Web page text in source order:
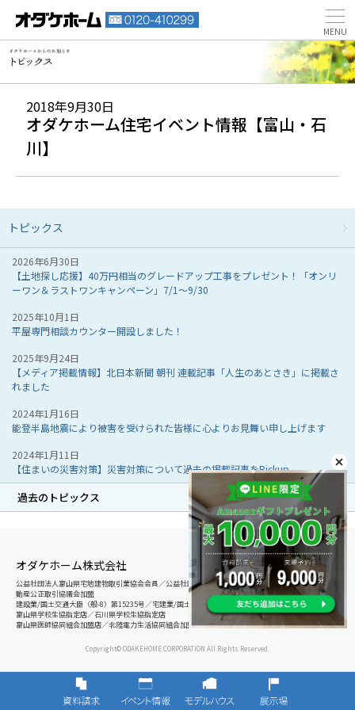
2018年9月30日
オダケホーム住宅イベント情報【富山・石
川】
トピックス
2026年6月30日
【土地探し応援】40万円相当のグレードアップ工事をプレゼント！「オンリ
ーワン＆ラストワンキャンペーン」7/1～9/30
2025年10月1日
平屋専門相談カウンター開設しました！
2025年9月24日
【メディア掲載情報】北日本新聞 朝刊 連載記事「人生のあとさき」に掲載さ
れました
2024年1月16日
能登半島地震により被害を受けられた皆様に心よりお見舞い申し上げます
2024年1月11日
【住まいの災害対策】災害対策について過去の掲載記事をPickup
過去のトピックス
オダケホーム株式会社
公益社団法人富山県宅地建物取引業協会会員／公益社団法人石川県宅地建物取引業協会会員／北陸不
動産公正取引協議会加盟
建設業/国土交通大臣（般-8）第15235号／宅建業/国土交通大臣（8）第5025号
富山県学校生協指定店／石川県学校生協指定店
富山県医師協同組合加盟店／北陸電力生活協同組合加盟店
Copyright© ODAKEHOME CORPORATION All Rights Reserved.